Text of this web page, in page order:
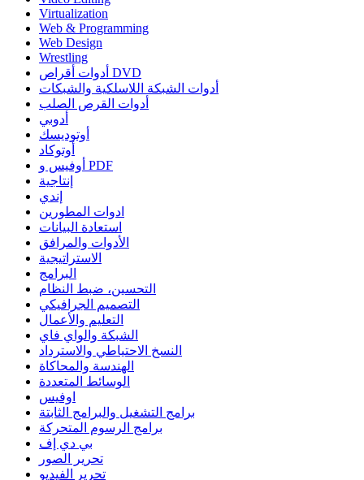
Virtualization
Web & Programming
Web Design
Wrestling
أدوات أقراص DVD
أدوات الشبكة اللاسلكية والشبكات
أدوات القرص الصلب
أدوبي
أوتوديسك
أوتوكاد
أوفيس و PDF
إنتاجية
إندي
ادوات المطورين
استعادة البيانات
الأدوات والمرافق
الاستراتيجية
البرامج
التحسين، ضبط النظام
التصميم الجرافيكي
التعليم والأعمال
الشبكة والواي فاي
النسخ الاحتياطي والاسترداد
الهندسة والمحاكاة
الوسائط المتعددة
اوفيس
برامج التشغيل والبرامج الثابتة
برامج الرسوم المتحركة
بي دي إف
تحرير الصور
تحرير الفيديو